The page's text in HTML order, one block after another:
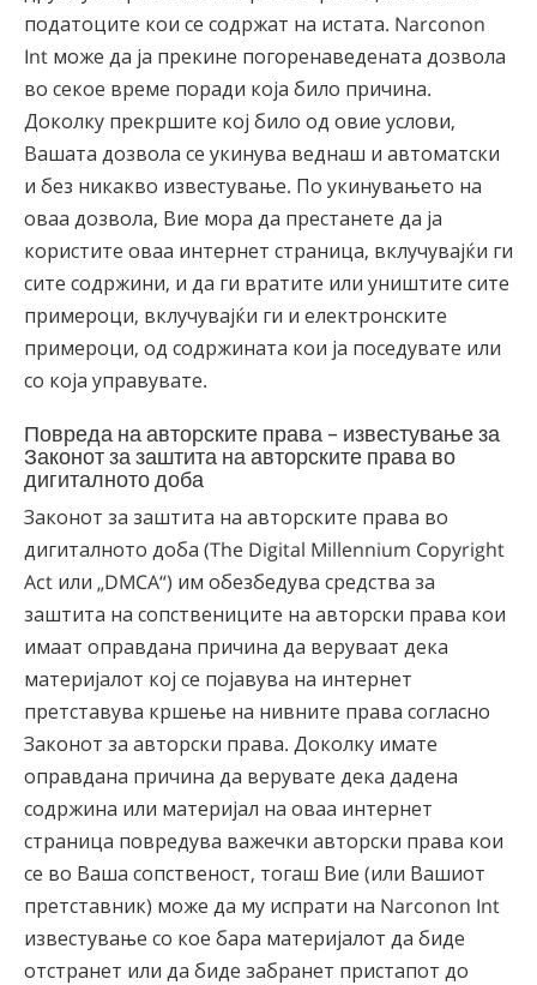
податоците кои се содржат на истата. Narconon
Int може да ја прекине погоренаведената дозвола
во секое време поради која било причина.
Доколку прекршите кој било од овие услови,
Вашата дозвола се укинува веднаш и автоматски
и без никакво известување. По укинувањето на
оваа дозвола, Вие мора да престанете да ја
користите оваа интернет страница, вклучувајќи ги
сите содржини, и да ги вратите или уништите сите
примероци, вклучувајќи ги и електронските
примероци, од содржината кои ја поседувате или
со која управувате.
Повреда на авторските права - известување за
Законот за заштита на авторските права во
дигиталното доба
Законот за заштита на авторските права во
дигиталното доба (The Digital Millennium Copyright
Act или „DMCA“) им обезбедува средства за
заштита на сопствениците на авторски права кои
имаат оправдана причина да веруваат дека
материјалот кој се појавува на интернет
претставува кршење на нивните права согласно
Законот за авторски права. Доколку имате
оправдана причина да верувате дека дадена
содржина или материјал на оваа интернет
страница повредува важечки авторски права кои
се во Ваша сопственост, тогаш Вие (или Вашиот
претставник) може да му испрати на Narconon Int
известување со кое бара материјалот да биде
отстранет или да биде забранет пристапот до